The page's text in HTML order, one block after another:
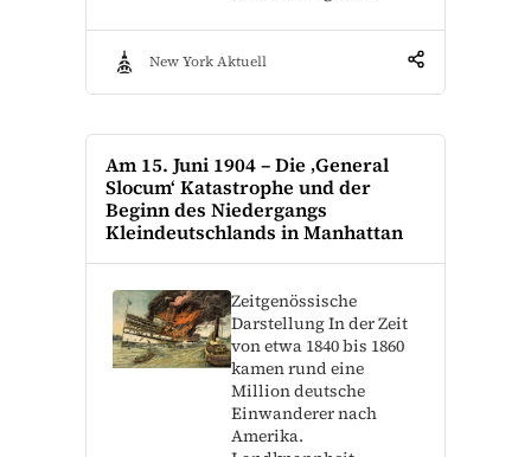
New York Aktuell
Am 15. Juni 1904 – Die ‚General
Slocum‘ Katastrophe und der
Beginn des Niedergangs
Kleindeutschlands in Manhattan
Zeitgenössische
Darstellung In der Zeit
von etwa 1840 bis 1860
kamen rund eine
Million deutsche
Einwanderer nach
Amerika.